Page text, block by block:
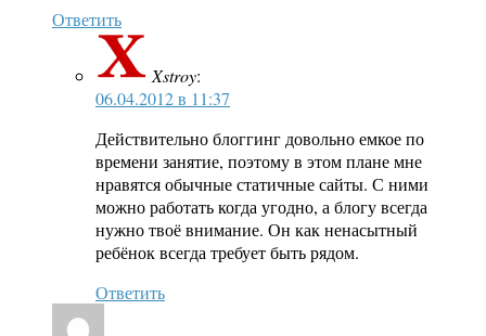
Ответить
Xstroy:
06.04.2012 в 11:37
Действительно блоггинг довольно емкое по
времени занятие, поэтому в этом плане мне
нравятся обычные статичные сайты. С ними
можно работать когда угодно, а блогу всегда
нужно твоё внимание. Он как ненасытный
ребёнок всегда требует быть рядом.
Ответить